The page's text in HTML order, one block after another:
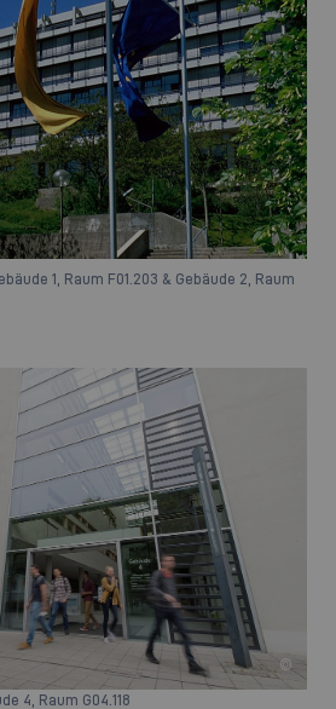
1, Raum F01.203 & Gebäude 2, Raum
4, Raum G04.118
©